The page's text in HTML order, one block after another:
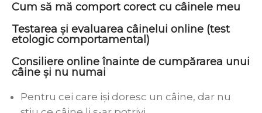
Cum să mă comport corect cu câinele meu
Testarea şi evaluarea câinelui online (test
etologic comportamental)
Consiliere online înainte de cumpărarea unui
câine şi nu numai
Pentru cei care işi doresc un câine, dar nu